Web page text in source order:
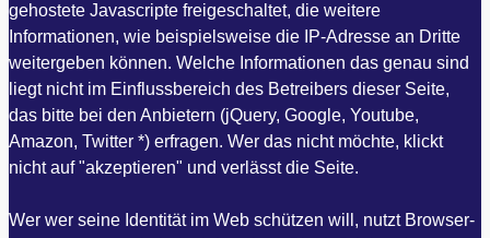
gehostete Javascripte freigeschaltet, die weitere
Informationen, wie beispielsweise die IP-Adresse an Dritte
weitergeben können. Welche Informationen das genau sind
liegt nicht im Einflussbereich des Betreibers dieser Seite,
das bitte bei den Anbietern (jQuery, Google, Youtube,
Amazon, Twitter *) erfragen. Wer das nicht möchte, klickt
nicht auf "akzeptieren" und verlässt die Seite.
Wer wer seine Identität im Web schützen will, nutzt Browser-